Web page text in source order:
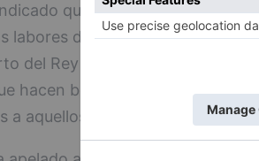
que desde este fin de
labores de vigilancia en varias
del Rey y Bernardillas, con el
hacen botellón y ha procedido
a aquellos que no llevaban